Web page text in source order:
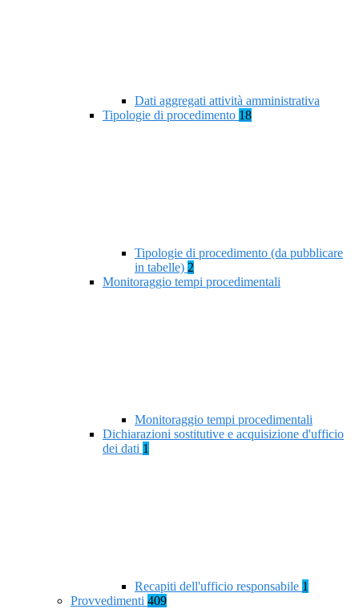
Dati aggregati attività amministrativa
Tipologie di procedimento 18
Tipologie di procedimento (da pubblicare
in tabelle) 2
Monitoraggio tempi procedimentali
Monitoraggio tempi procedimentali
Dichiarazioni sostitutive e acquisizione d'ufficio
dei dati 1
Recapiti dell'ufficio responsabile 1
Provvedimenti 409